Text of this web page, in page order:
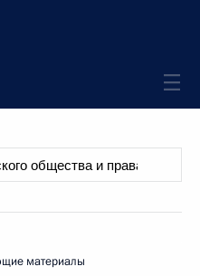
материалы